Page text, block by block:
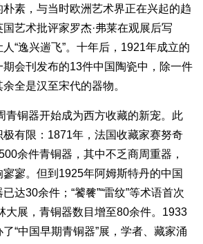
素，与当时欧洲艺术界正在兴起的趋
艺术批评家罗杰·弗莱在观展后写
“逸兴遄飞”。十年后，1921年成立的
会刊发布的13件中国陶瓷中，除一件
全是汉至宋代的器物。
铜器开始成为西方收藏的新宠。此
有限：1871年，法国收藏家赛努奇
余件青铜器，其中不乏商周重器，
寥。但到1925年阿姆斯特丹的中国
达30余件；“饕餮”“雷纹”等术语首次
大展，青铜器数目增至80余件。1933
“中国早期青铜器”展，学者、藏家涌